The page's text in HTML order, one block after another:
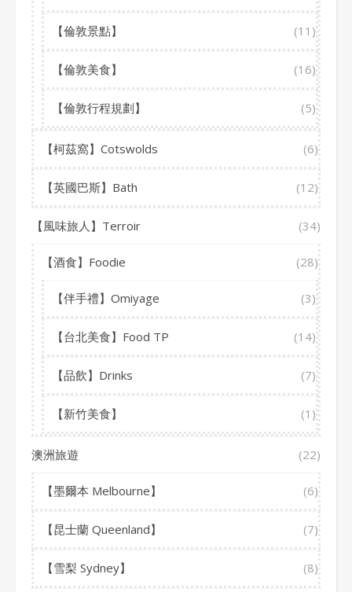
【倫敦景點】 (11)
【倫敦美食】 (16)
【倫敦行程規劃】 (5)
【柯茲窩】Cotswolds (6)
【英國巴斯】Bath (12)
【風味旅人】Terroir (34)
【酒食】Foodie (28)
【伴手禮】Omiyage (3)
【台北美食】Food TP (14)
【品飲】Drinks (7)
【新竹美食】 (1)
澳洲旅遊 (22)
【墨爾本 Melbourne】 (6)
【昆士蘭 Queenland】 (7)
【雪梨 Sydney】 (8)